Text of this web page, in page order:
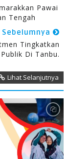
Pawai
Tengah
Sebelumnya
Tingkatkan
Di Tanbu.
Lihat Selanjutnya